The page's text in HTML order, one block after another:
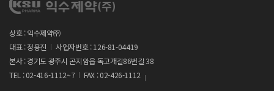
상호 : 익수제약㈜
대표 : 정용진
사업자번호 : 126-81-04419
본사 : 경기도 광주시 곤지암읍 독고개길86번길 38
TEL : 02-416-1112~7
FAX : 02-426-1112